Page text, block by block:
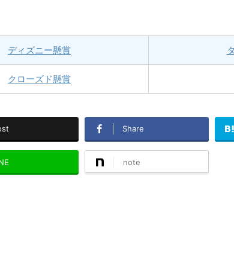
ディズニー懸賞
クローズド懸賞
Share
note